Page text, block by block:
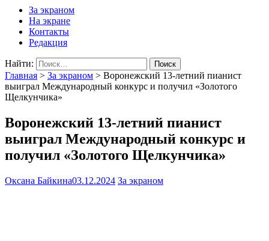
За экраном
На экране
Контакты
Редакция
Найти:
Главная > За экраном > Воронежский 13-летний пианист
выиграл Международный конкурс и получил «Золотого
Щелкунчика»
Воронежский 13-летний пианист
выиграл Международный конкурс и
получил «Золотого Щелкунчика»
Оксана Байкина03.12.2024 За экраном